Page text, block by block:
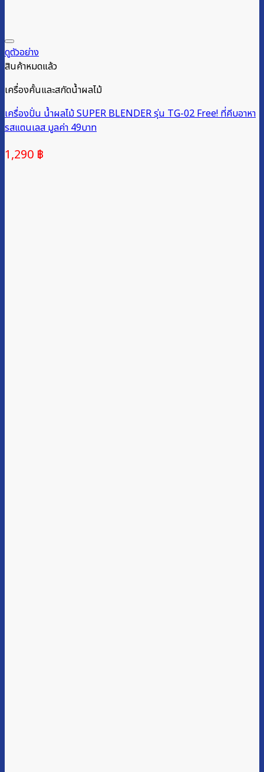
ดูตัวอย่าง
สินค้าหมดแล้ว
เครื่องคั้นและสกัดน้ำผลไม้
เครื่องปั่น น้ำผลไม้ SUPER BLENDER รุ่น TG-02 Free! ที่คีบอาหา
รสแตนเลส มูลค่า 49บาท
1,290 ฿